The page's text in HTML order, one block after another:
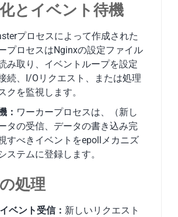
とイベント待機
プロセスによって作成された
プロセスはNginxの設定ファイル
み取り、イベントループを設定
続、I/Oリクエスト、または処理
クを監視します。
： ワーカープロセスは、（新し
タの受信、データの書き込み完
すべきイベントをepoll メカニズ
ステムに登録します。
処理
ベント受信： 新しいリクエスト